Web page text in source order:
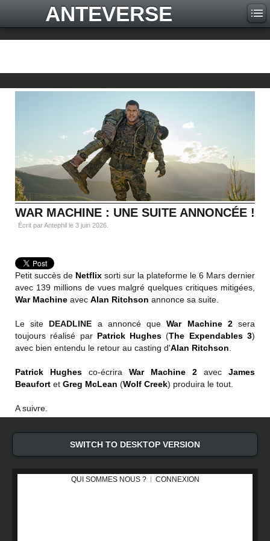
ANTEVERSE
WAR MACHINE : UNE SUITE ANNONCÉE !
Écrit par Antephil le 3 juin 2026
Petit succès de Netflix sorti sur la plateforme le 6 Mars dernier
avec 139 millions de vues malgré quelques critiques mitigées,
War Machine avec Alan Ritchson annonce sa suite.
Le site DEADLINE a annoncé queWar Machine 2sera
toujours réalisé parPatrick Hughes (The Expendables 3)
avec bien entendu le retour au casting d'Alan Ritchson
Patrick Hughes co-écrira War Machine 2 avec James
Beaufort et Greg McLean (Wolf Creek) produira le tout.
A suivre.
SWITCH TO DESKTOP VERSION
QUI SOMMES NOUS ? CONNEXION